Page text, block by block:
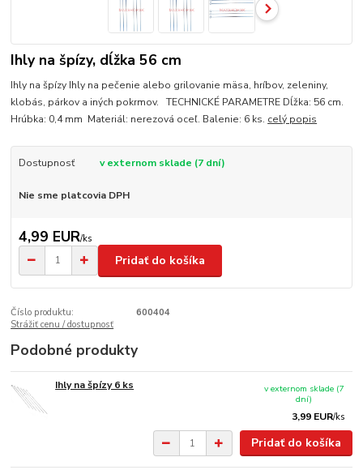
Ihly na špízy, dĺžka 56 cm
Ihly na špízy Ihly na pečenie alebo grilovanie mäsa, hríbov, zeleniny,
klobás, párkov a iných pokrmov. TECHNICKÉ PARAMETRE Dĺžka: 56 cm.
Hrúbka: 0,4 mm Materiál: nerezová oceľ. Balenie: 6 ks. celý popis
Dostupnosť v externom sklade (7 dní)
Nie sme platcovia DPH
4,99 EUR/ks
Pridať do košíka
Číslo produktu:
600404
Strážiť cenu / dostupnosť
Podobné produkty
Ihly na špízy 6 ks
3,99 EUR/ks
v externom sklade (7
dní)
Pridať do košíka